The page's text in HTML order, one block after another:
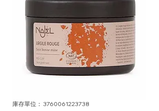
庫存單位： 3760061223738